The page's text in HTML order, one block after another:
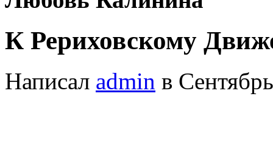
К Рериховскому
Написал admin в